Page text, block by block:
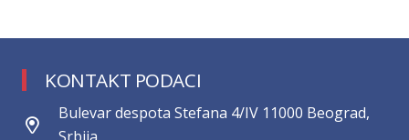
KONTAKT PODACI
Bulevar despota Stefana 4/IV 11000 Beograd,